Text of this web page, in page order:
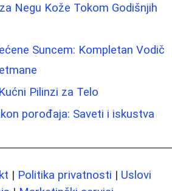
Negu Kože Tokom Godišnjih
Suncem: Kompletan Vodič
Pilinzi za Telo
porođaja: Saveti i iskustva
| Politika privatnosti | Uslovi